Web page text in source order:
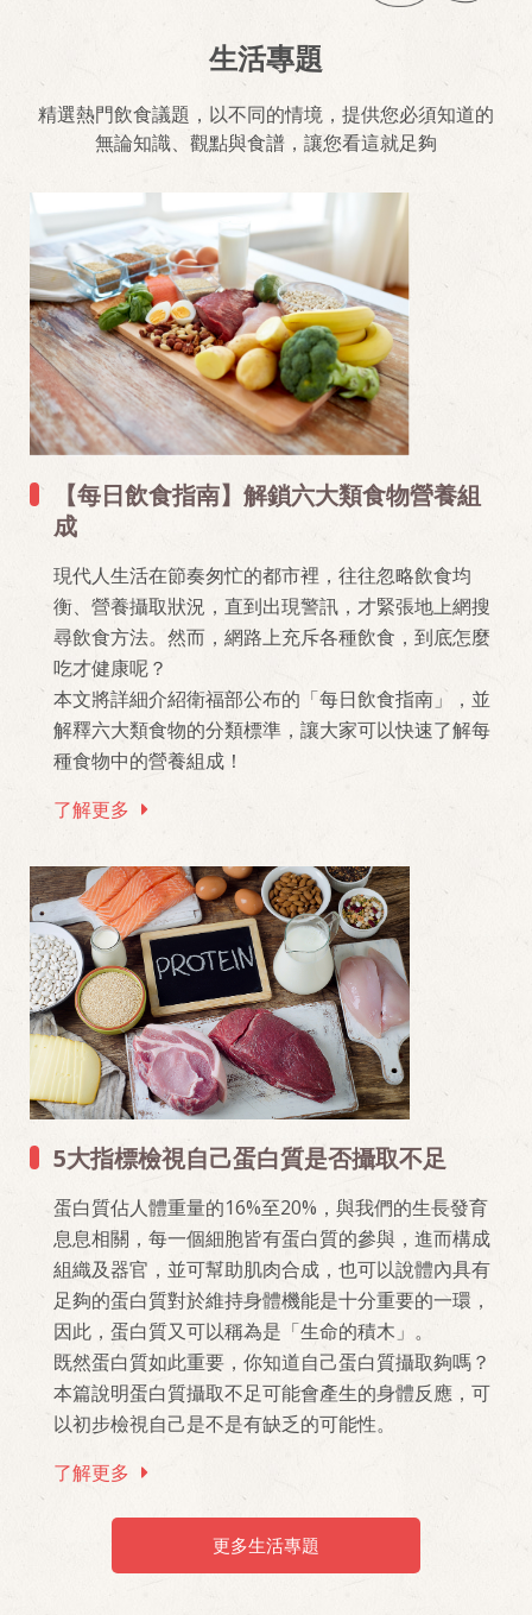
生活專題
精選熱門飲食議題，以不同的情境，提供您必須知道的
無論知識、觀點與食譜，讓您看這就足夠
【每日飲食指南】解鎖六大類食物營養組
成
現代人生活在節奏匆忙的都市裡，往往忽略飲食均
衡、營養攝取狀況，直到出現警訊，才緊張地上網搜
尋飲食方法。然而，網路上充斥各種飲食，到底怎麼
吃才健康呢？
本文將詳細介紹衛福部公布的「每日飲食指南」，並
解釋六大類食物的分類標準，讓大家可以快速了解每
種食物中的營養組成！
了解更多
5大指標檢視自己蛋白質是否攝取不足
蛋白質佔人體重量的16%至20%，與我們的生長發育
息息相關，每一個細胞皆有蛋白質的參與，進而構成
組織及器官，並可幫助肌肉合成，也可以說體內具有
足夠的蛋白質對於維持身體機能是十分重要的一環，
因此，蛋白質又可以稱為是「生命的積木」。
既然蛋白質如此重要，你知道自己蛋白質攝取夠嗎？
本篇說明蛋白質攝取不足可能會產生的身體反應，可
以初步檢視自己是不是有缺乏的可能性。
了解更多
更多生活專題